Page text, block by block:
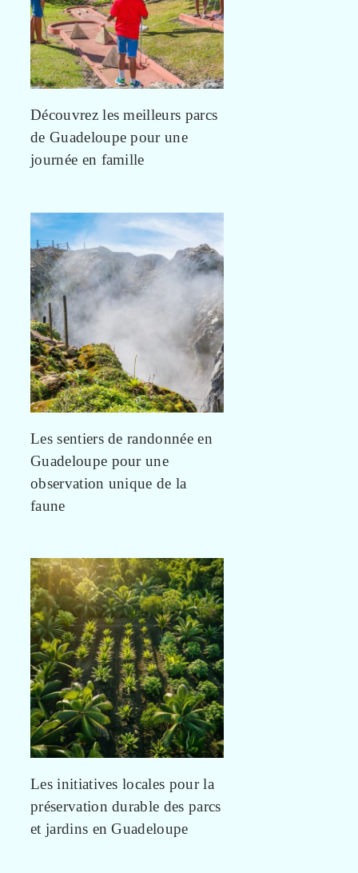
Découvrez les meilleurs parcs
de Guadeloupe pour une
journée en famille
Les sentiers de randonnée en
Guadeloupe pour une
observation unique de la
faune
Les initiatives locales pour la
préservation durable des parcs
et jardins en Guadeloupe